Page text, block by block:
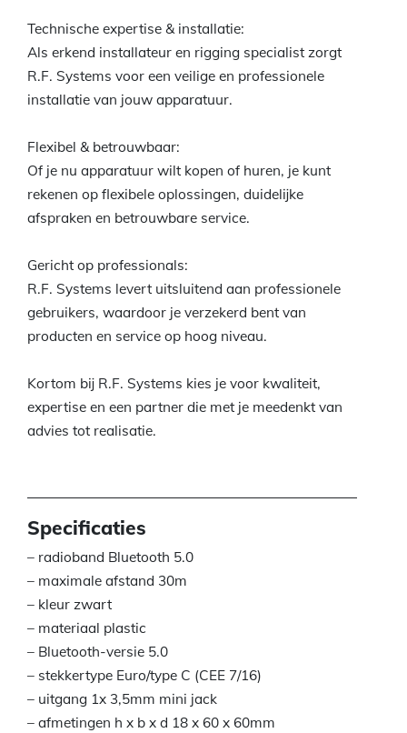
Technische expertise & installatie:
Als erkend installateur en rigging specialist zorgt
R.F. Systems voor een veilige en professionele
installatie van jouw apparatuur.
Flexibel & betrouwbaar:
Of je nu apparatuur wilt kopen of huren, je kunt
rekenen op flexibele oplossingen, duidelijke
afspraken en betrouwbare service.
Gericht op professionals:
R.F. Systems levert uitsluitend aan professionele
gebruikers, waardoor je verzekerd bent van
producten en service op hoog niveau.
Kortom bij R.F. Systems kies je voor kwaliteit,
expertise en een partner die met je meedenkt van
advies tot realisatie.
Specificaties
– radioband Bluetooth 5.0
– maximale afstand 30m
– kleur zwart
– materiaal plastic
– Bluetooth-versie 5.0
– stekkertype Euro/type C (CEE 7/16)
– uitgang 1x 3,5mm mini jack
– afmetingen h x b x d 18 x 60 x 60mm